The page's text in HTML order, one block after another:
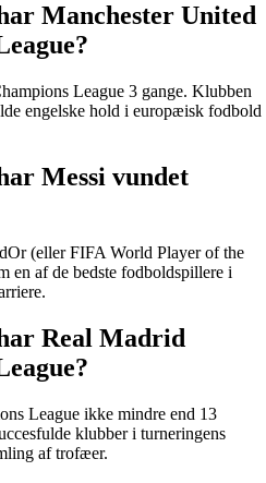
Manchester United
League 3 gange. Klubben
engelske hold i europæisk fodbold
Messi vundet
(eller FIFA World Player of the
en af de bedste fodboldspillere i
Real Madrid
League ikke mindre end 13
klubber i turneringens
af trofæer.